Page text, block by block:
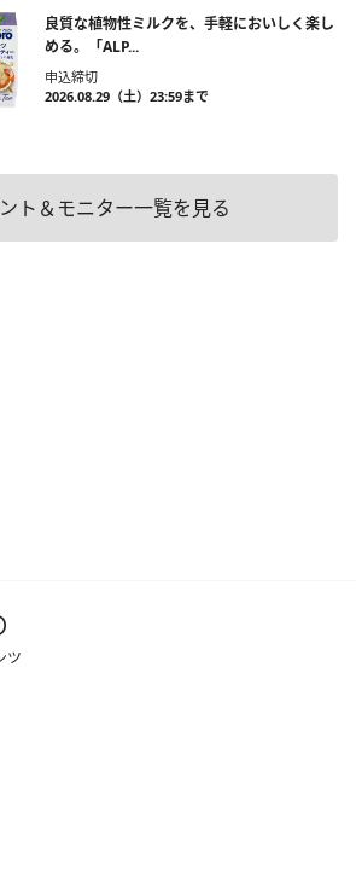
良質な植物性ミルクを、手軽においしく楽し
める。「ALP...
申込締切
2026.08.29（土）23:59まで
ト＆モニター一覧を見る
ツ